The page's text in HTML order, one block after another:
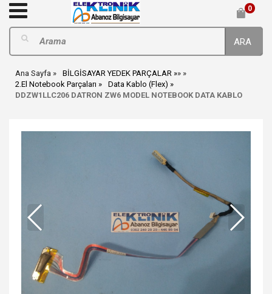
0
ARA
Ana Sayfa BİLGİSAYAR YEDEK PARÇALAR
»
2.El Notebook Parçaları
»
Data Kablo (Flex)
DDZW1LLC206 DATRON ZW6 MODEL NOTEBOOK DATA KABLO